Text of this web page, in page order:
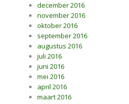
december 2016
november 2016
oktober 2016
september 2016
augustus 2016
juli 2016
juni 2016
mei 2016
april 2016
maart 2016